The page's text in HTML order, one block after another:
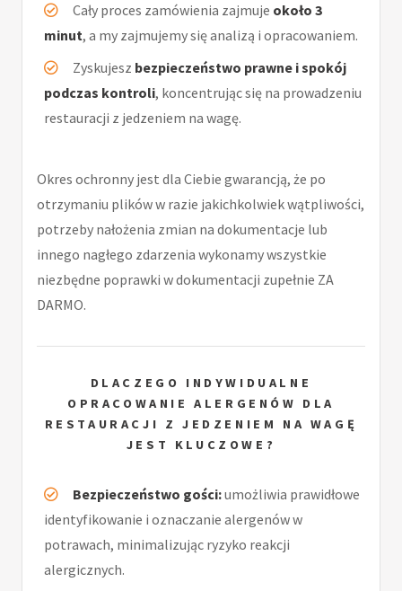
Cały proces zamówienia zajmuje około 3
minut, a my zajmujemy się analizą i opracowaniem.
Zyskujesz bezpieczeństwo prawne i spokój
podczas kontroli, koncentrując się na prowadzeniu
restauracji z jedzeniem na wagę.
Okres ochronny jest dla Ciebie gwarancją, że po
otrzymaniu plików w razie jakichkolwiek wątpliwości,
potrzeby nałożenia zmian na dokumentacje lub
innego nagłego zdarzenia wykonamy wszystkie
niezbędne poprawki w dokumentacji zupełnie ZA
DARMO.
DLACZEGO INDYWIDUALNE
OPRACOWANIE ALERGENÓW DLA
RESTAURACJI Z JEDZENIEM NA WAGĘ
JEST KLUCZOWE?
Bezpieczeństwo gości:umożliwia prawidłowe
identyfikowanie i oznaczanie alergenów w
potrawach, minimalizując ryzyko reakcji
alergicznych.